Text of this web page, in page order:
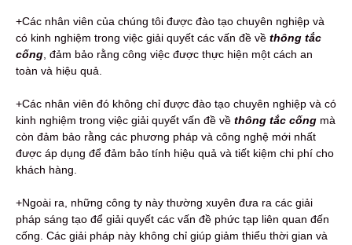
+Các nhân viên của chúng tôi được đào tạo chuyên nghiệp và
có kinh nghiệm trong việc giải quyết các vấn đề về thông tắc
cống , đảm bảo rằng công việc được thực hiện một cách an
toàn và hiệu quả.
+Các nhân viên đó không chỉ được đào tạo chuyên nghiệp và có
kinh nghiệm trong việc giải quyết vấn đề về thông tắc cống mà
còn đảm bảo rằng các phương pháp và công nghệ mới nhất
được áp dụng để đảm bảo tính hiệu quả và tiết kiệm chi phí cho
khách hàng.
+Ngoài ra, những công ty này thường xuyên đưa ra các giải
pháp sáng tạo để giải quyết các vấn đề phức tạp liên quan đến
cống. Các giải pháp này không chỉ giúp giảm thiểu thời gian và